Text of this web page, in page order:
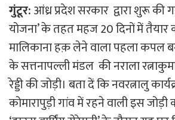
गुंटूर:आंध्र प्रदेश सरकार द्वारा शुरू की
योजना’ के तहत महज 20 दिनों में
मालिकाना हक़ लेने वाला पहला कपल
के सत्तनापल्ली मंडल की नराला
रेड्डी की जोड़ी। बता दें कि नवरत्नालु
कोमारापुड़ी गांव में रहने वाली इस जोड़ी